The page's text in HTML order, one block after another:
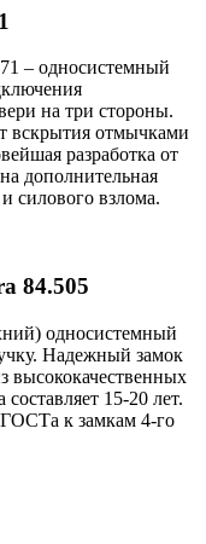
– односистемный
на три стороны.
вскрытия отмычками
разработка от
дополнительная
силового взлома.
84.505
односистемный
Надежный замок
высококачественных
15-20 лет.
ГОСТа к замкам 4-го